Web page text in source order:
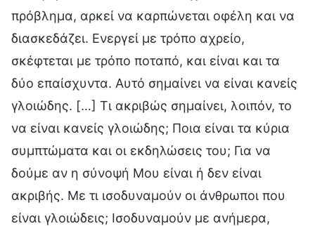
πρόβλημα, αρκεί να καρπώνεται οφέλη και να
διασκεδάζει. Ενεργεί με τρόπο αχρείο,
σκέφτεται με τρόπο ποταπό, και είναι και τα
δύο επαίσχυντα. Αυτό σημαίνει να είναι κανείς
γλοιώδης. […] Τι ακριβώς σημαίνει, λοιπόν, το
να είναι κανείς γλοιώδης; Ποια είναι τα κύρια
συμπτώματα και οι εκδηλώσεις του; Για να
δούμε αν η σύνοψή Μου είναι ή δεν είναι
ακριβής. Με τι ισοδυναμούν οι άνθρωποι που
είναι γλοιώδεις; Ισοδυναμούν με ανήμερα,